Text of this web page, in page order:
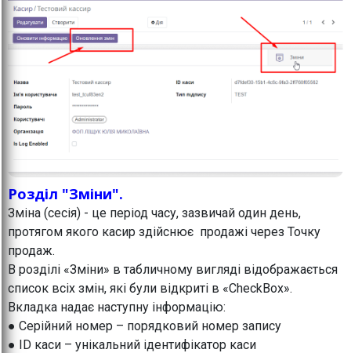
Розділ "Зміни".
Зміна (сесія) - це період часу, зазвичай один день,
протягом якого касир здійснює продажі через Точку
продаж.
В розділі «Зміни» в табличному вигляді відображається
список всіх змін, які були відкриті в «CheckBox».
Вкладка надає наступну інформацію:
● Серійний номер – порядковий номер запису
● ID каси – унікальний ідентифікатор каси